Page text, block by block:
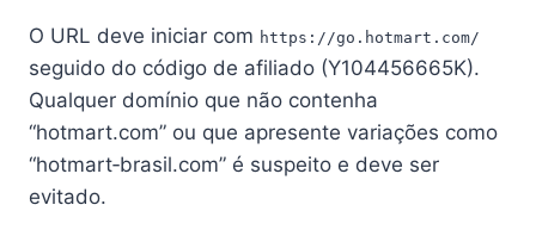
O URL deve iniciar com https://go.hotmart.com/
seguido do código de afiliado (Y104456665K).
Qualquer domínio que não contenha
“hotmart.com” ou que apresente variações como
“hotmart‑brasil.com” é suspeito e deve ser
evitado.